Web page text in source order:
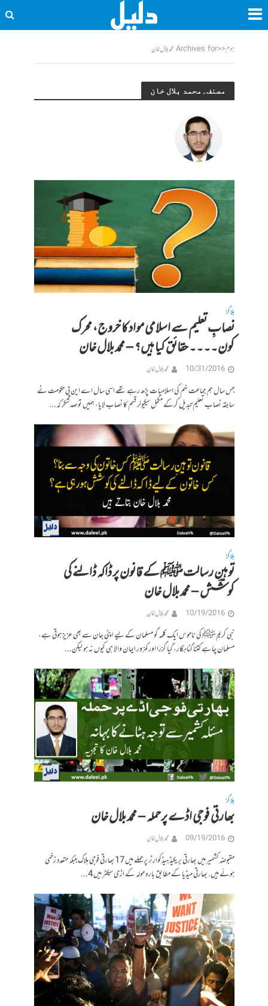
ہوم<<Archives for محمد بلال خان
مصنف۔محمد بلال خان
بلاگز
نصابِ تعلیم سے اسلامی مواد کا خروج، محرک
کون۔۔۔۔ حقائق کیا ہیں؟ – محمد بلال خان
10/31/2016 محمد بلال خان
جس سال ہم جماعت نہم کی اسلامیات پڑھ رہے تھے اسی سال اے این پی حکومت نے
سابقہ نصاب تعلیم تبدیل کرکے مکمل سیکیولر قسم کا نصاب لایا، ہمیں تو صد شکر کہ...
بلاگز
توہینِ رسالتﷺ کے قانون پر ڈاکہ ڈالنے کی
کوشش – محمد بلال خان
10/19/2016 محمد بلال خان
نبی کریمﷺ کی ناموس ایک کلمہ گو مسلمان کے لیے اپنی جان سے بھی عزیز ہوتی ہے،
مسلمان چاہے کتنا گناہگار، گیا گزرا اور کمزور ایمان والا ہی کیوں نہ ہو لیکن...
بلاگز
بھارتی فوجی اڈے پرحملہ – محمد بلال خان
09/19/2016 محمد بلال خان
مقبوضہ کشمیر میں بھارتی بریگیڈ ہیڈکوارٹر پر حملے میں 17 بھارتی فوجی ہلاک جبکہ متعدد زخمی
ہوئے ہیں. بھارتی میڈیا کے مطابق بارہ مولہ کے اڑی سیکٹر میں 4...